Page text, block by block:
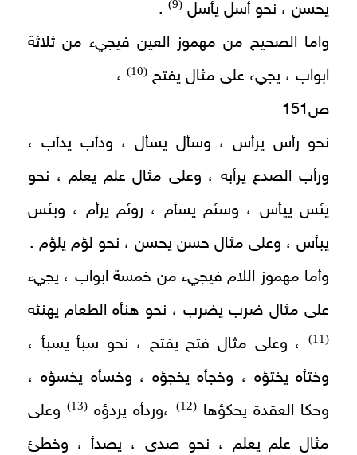
يحسن ، نحو أسل يأسل (9)
.
واما الصحيح من مهموز العين فيجيء من ثلاثة
ابواب ، يجيء على مثال يفتح (10)
،
ص151
نحو رأس يرأس ، وسأل يسأل ، ودأب يدأب ،
ورأب الصدع يرأبه ، وعلى مثال علم يعلم ، نحو
يئس ييأس ، وسئم يسأم ، روئم يرأم ، وبئس
يبأس ، وعلى مثال حسن يحسن ، نحو لؤم يلؤم .
وأما مهموز اللام فيجيء من خمسة ابواب ، يجيء
على مثال ضرب يضرب ، نحو هنأه الطعام يهنئه
(11)
، وعلى مثال فتح يفتح ، نحو سبأ يسبأ ،
وختأه يختؤه ، وخجأه يخجؤه ، وخسأه يخسؤه ،
وحكا العقدة يحكؤها(12) ،وردأه يردؤه (13)
وعلى
مثال علم يعلم ، نحو صدى ، يصدأ ، وخطئ